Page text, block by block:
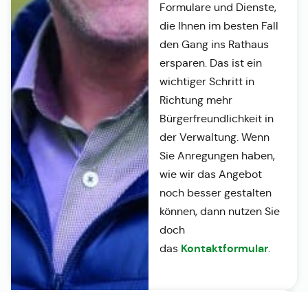
Formulare und Dienste,
die Ihnen im besten Fall
den Gang ins Rathaus
ersparen. Das ist ein
wichtiger Schritt in
Richtung mehr
Bürgerfreundlichkeit in
der Verwaltung. Wenn
Sie Anregungen haben,
wie wir das Angebot
noch besser gestalten
können, dann nutzen Sie
doch
das Kontaktformular.